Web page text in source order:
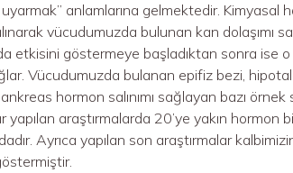
anlamlarına gelmektedir. Kimyasal
vücudumuzda bulunan kan dolaşımı
etkisini göstermeye başladıktan sonra ise
Vücudumuzda bulanan epifiz bezi,
hormon salınımı sağlayan bazı örnek
yapılan araştırmalarda 20’ye yakın hormon
Ayrıca yapılan son araştırmalar